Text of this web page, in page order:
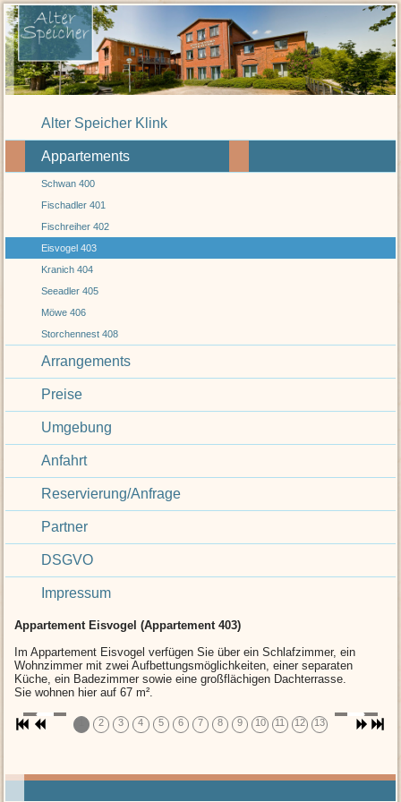
Alter Speicher Klink
Appartements
Schwan 400
Fischadler 401
Fischreiher 402
Eisvogel 403
Kranich 404
Seeadler 405
Möwe 406
Storchennest 408
Arrangements
Preise
Umgebung
Anfahrt
Reservierung/Anfrage
Partner
DSGVO
Impressum
Appartement Eisvogel (Appartement 403)
Im Appartement Eisvogel verfügen Sie über ein Schlafzimmer, ein
Wohnzimmer mit zwei Aufbettungsmöglichkeiten, einer separaten
Küche, ein Badezimmer sowie eine großflächigen Dachterrasse.
Sie wohnen hier auf 67 m².
2 3 4 5 6 7 8 9 10 11 12 13